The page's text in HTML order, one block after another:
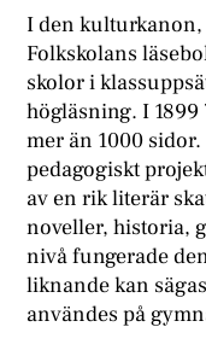
I den
Folkskolans
skolor i
högläsning. I
mer än 1000
pedagogiskt
av en rik literär
noveller, historia,
nivå fungerade
liknande kan
användes på